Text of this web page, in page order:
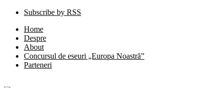
Subscribe by RSS
Home
Despre
About
Concursul de eseuri „Europa Noastră”
Parteneri